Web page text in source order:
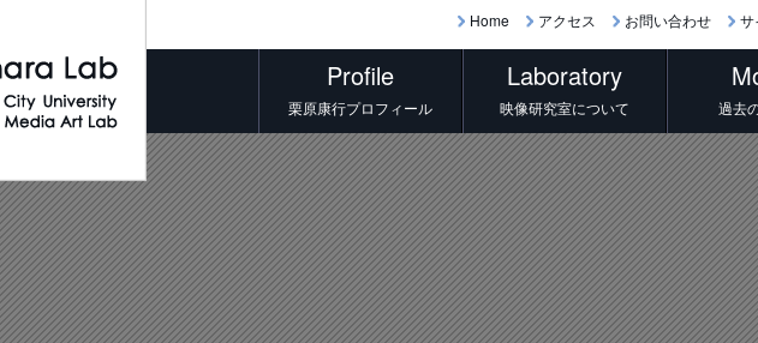
Home アクセス お問い合わせ サ
Profile
栗原康行プロフィール
Laboratory
映像研究室について 過去